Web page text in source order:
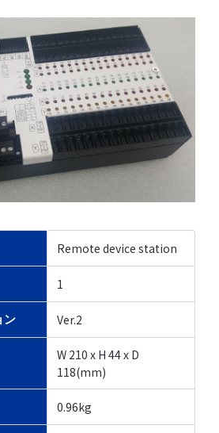
Remote device station
1
ン Ver.2
W 210 x H 44 x D
118(mm)
0.96kg